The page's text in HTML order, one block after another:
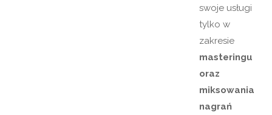
swoje usługi
tylko w
zakresie
masteringu
oraz
miksowania
nagrań